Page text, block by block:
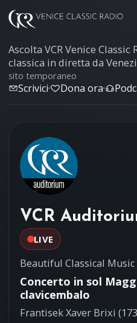
Ascolta VCR Venice
classica in diretta da
sito temporaneo
Scrivici· Dona ora·
VCR
LIVE
Beautiful Classical Music
Concerto in sol
clavicembalo
Frantisek Xaver Brixi